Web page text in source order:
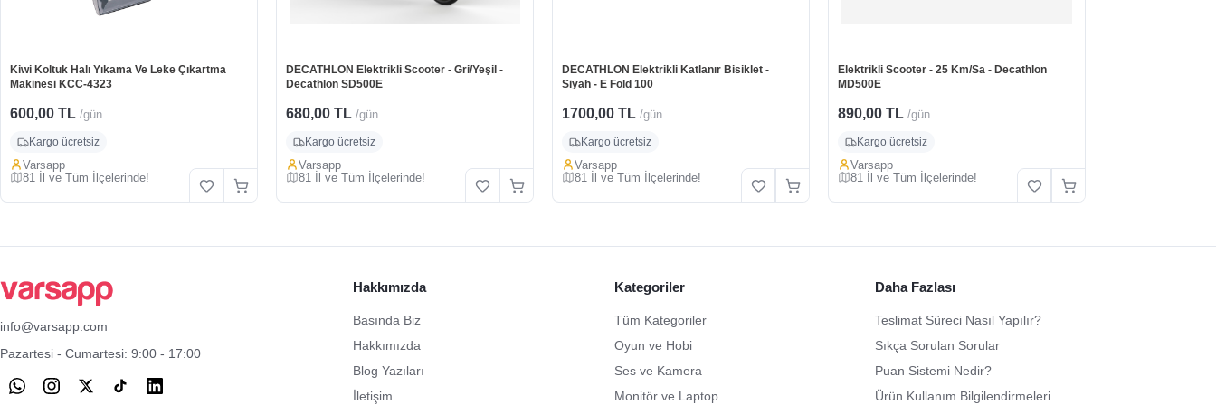
Kiwi Koltuk Halı Yıkama Ve Leke Çıkartma
Makinesi KCC-4323
600,00 TL /gün
Kargo ücretsiz
Varsapp
81 İl ve Tüm İlçelerinde!
DECATHLON Elektrikli Scooter - Gri/Yeşil -
Decathlon SD500E
680,00 TL /gün
Kargo ücretsiz
Varsapp
81 İl ve Tüm İlçelerinde!
DECATHLON Elektrikli Katlanır Bisiklet -
Siyah - E Fold 100
1700,00 TL /gün
Kargo ücretsiz
Varsapp
81 İl ve Tüm İlçelerinde!
Elektrikli Scooter - 25 Km/Sa - Decathlon
MD500E
890,00 TL /gün
Kargo ücretsiz
Varsapp
81 İl ve Tüm İlçelerinde!
info@varsapp.com
Pazartesi - Cumartesi: 9:00 - 17:00
Hakkımızda
Basında Biz
Hakkımızda
Blog Yazıları
İletişim
Kategoriler
Tüm Kategoriler
Oyun ve Hobi
Ses ve Kamera
Monitör ve Laptop
Daha Fazlası
Teslimat Süreci Nasıl Yapılır?
Sıkça Sorulan Sorular
Puan Sistemi Nedir?
Ürün Kullanım Bilgilendirmeleri